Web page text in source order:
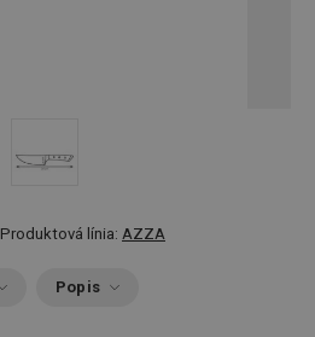
Produktová línia: AZZA
Popis